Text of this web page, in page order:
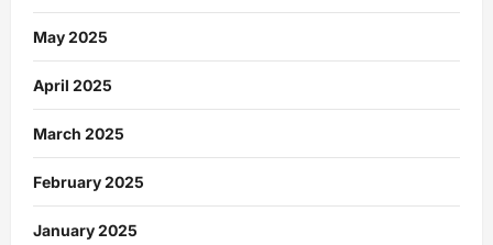
May 2025
April 2025
March 2025
February 2025
January 2025